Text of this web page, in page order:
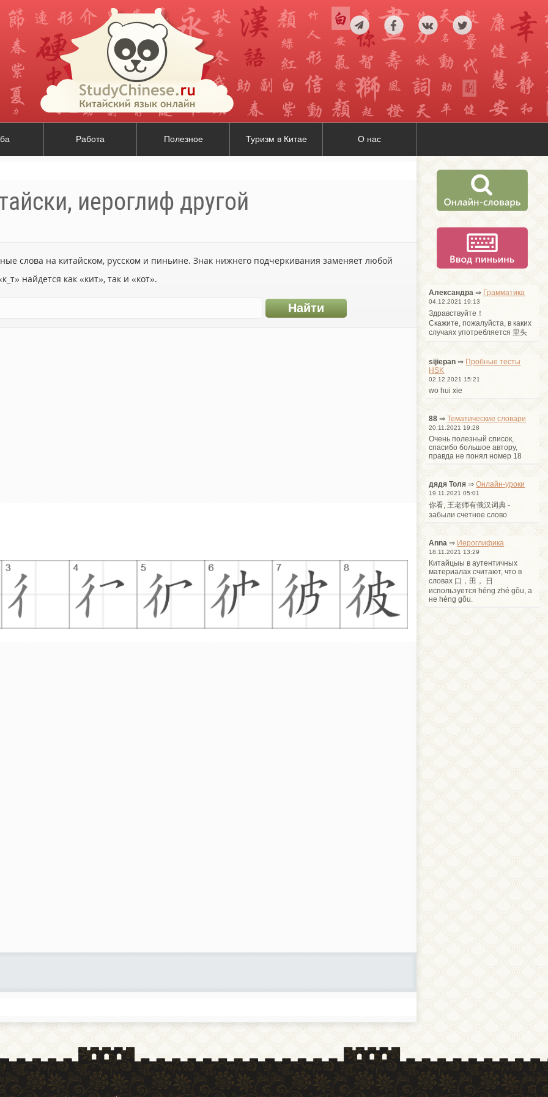
Работа Полезное Туризм в Китае О нас
иероглиф другой
слова на китайском, русском и пиньине. Знак нижнего подчеркивания заменяет любой
найдется как «кит», так и «кот».
Александра ⇒ Грамматика
04.12.2021 19:13
Здравствуйте！
Cкажите, пожалуйста, в каких
случаях употребляется 里头
sijiepan ⇒ Пробные тесты
HSK
02.12.2021 15:21
wo hui xie
88 ⇒Тематические словари
20.11.2021 19:28
Очень полезный список,
спасибо большое автору,
правда не понял номер 18
дядя Толя ⇒Онлайн-уроки
19.11.2021 05:01
你看, 王老师有俄汉词典 -
забыли счетное слово
Anna ⇒ Иероглифика
18.11.2021 13:29
Китайцыы в аутентичных
материалах считают, что в
словах 口，田， 日
используется héng zhé gõu, а
не héng gõu.